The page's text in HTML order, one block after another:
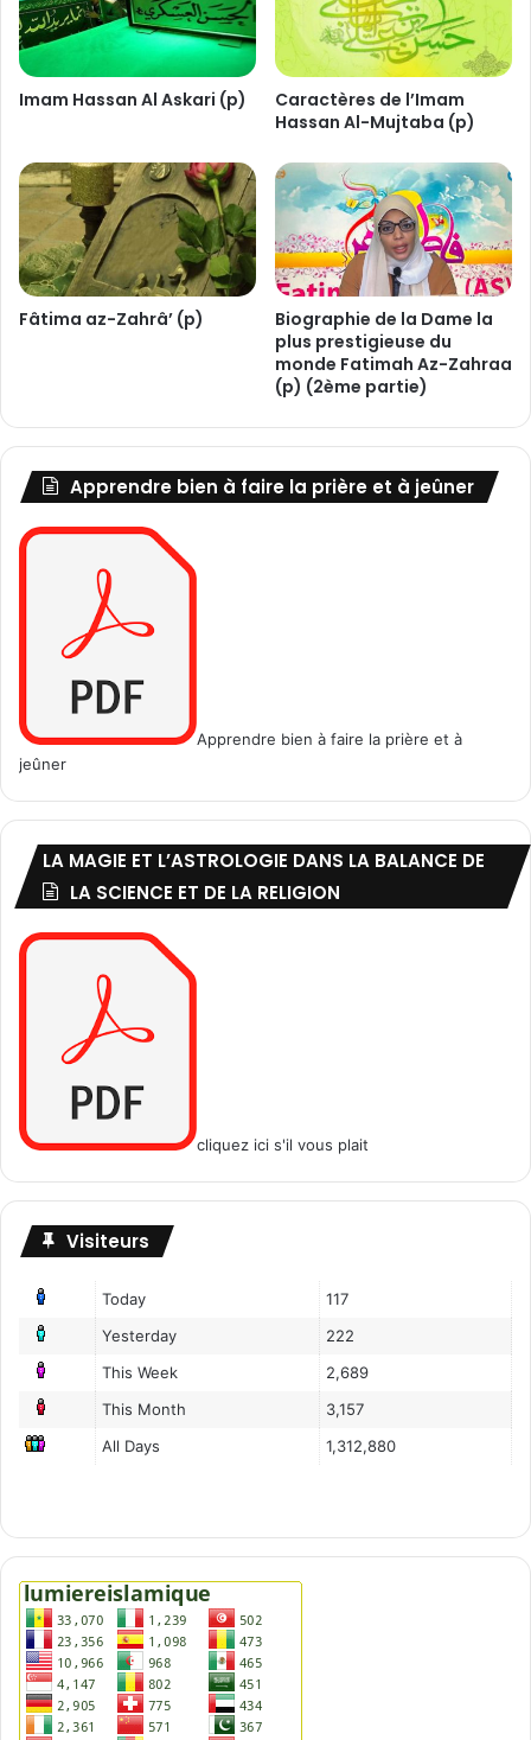
g
i
o
n
Imam Hassan Al Askari (p)
Caractères de l’Imam
Hassan Al-Mujtaba (p)
Fâtima az-Zahrâ’ (p)
Biographie de la Dame la
plus prestigieuse du
monde Fatimah Az-Zahraa
(p) (2ème partie)
Apprendre bien à faire la prière et à jeûner
Apprendre bien à faire la prière et à
jeûner
LA MAGIE ET L’ASTROLOGIE DANS LA BALANCE DE
LA SCIENCE ET DE LA RELIGION
cliquez ici s'il vous plait
Visiteurs
Today
117
Yesterday
222
This Week
2,689
This Month
3,157
All Days
1,312,880